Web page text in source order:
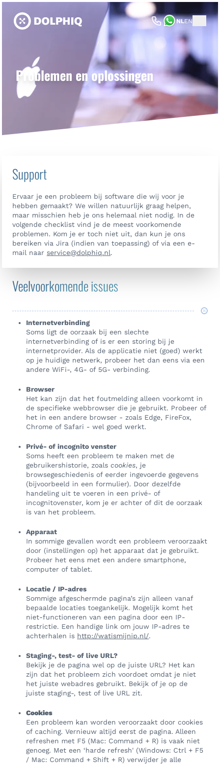
NLEN
Problemen en oplossingen
Support
Ervaar je een probleem bij software die wij voor je
hebben gemaakt? We willen natuurlijk graag helpen,
maar misschien heb je ons helemaal niet nodig. In de
volgende checklist vind je de meest voorkomende
problemen. Kom je er toch niet uit, dan kun je ons
bereiken via Jira (indien van toepassing) of via een e-
mail naar service@dolphiq.nl.
Veelvoorkomende issues
Internetverbinding
Soms ligt de oorzaak bij een slechte
internetverbinding of is er een storing bij je
internetprovider. Als de applicatie niet (goed) werkt
op je huidige netwerk, probeer het dan eens via een
andere WiFi-, 4G- of 5G- verbinding.
Browser
Het kan zijn dat het foutmelding alleen voorkomt in
de specifieke webbrowser die je gebruikt. Probeer of
het in een andere browser - zoals Edge, FireFox,
Chrome of Safari - wel goed werkt.
Privé- of incognito venster
Soms heeft een probleem te maken met de
gebruikershistorie, zoals cookies, je
browsegeschiedenis of eerder ingevoerde gegevens
(bijvoorbeeld in een formulier). Door dezelfde
handeling uit te voeren in een privé- of
incognitovenster, kom je er achter of dit de oorzaak
is van het probleem.
Apparaat
In sommige gevallen wordt een probleem veroorzaakt
door (instellingen op) het apparaat dat je gebruikt.
Probeer het eens met een andere smartphone,
computer of tablet.
Locatie / IP-adres
Sommige afgeschermde pagina’s zijn alleen vanaf
bepaalde locaties toegankelijk. Mogelijk komt het
niet-functioneren van een pagina door een IP-
restrictie. Een handige link om jouw IP-adres te
achterhalen is http://watismijnip.nl/.
Staging-, test- of live URL?
Bekijk je de pagina wel op de juiste URL? Het kan
zijn dat het probleem zich voordoet omdat je niet
het juiste webadres gebruikt. Bekijk of je op de
juiste staging-, test of live URL zit.
Cookies
Een probleem kan worden veroorzaakt door cookies
of caching. Vernieuw altijd eerst de pagina. Alleen
refreshen met F5 (Mac: Command + R) is vaak niet
genoeg. Met een ‘harde refresh' (Windows: Ctrl + F5
/ Mac: Command + Shift + R) verwijder je alle